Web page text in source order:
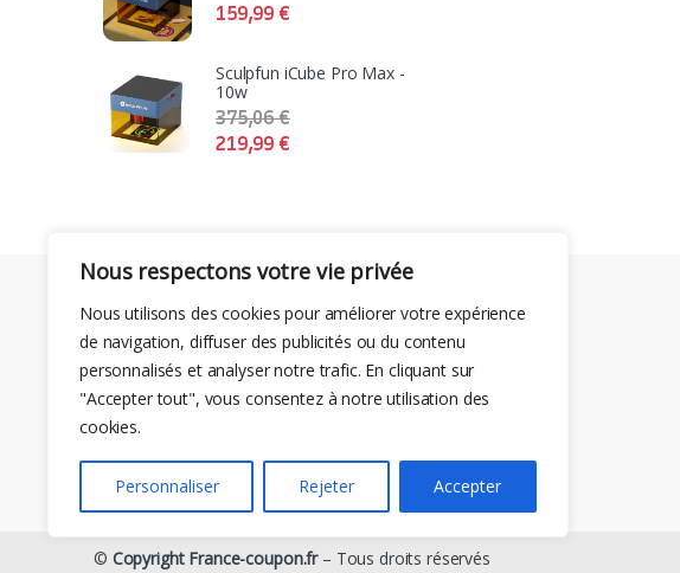
Nous respectons votre vie privée
Nous utilisons des cookies pour améliorer votre expérience
de navigation, diffuser des publicités ou du contenu
personnalisés et analyser notre trafic. En cliquant sur
"Accepter tout", vous consentez à notre utilisation des
cookies.
Personnaliser Rejeter Accepter
159,99€
Sculpfun iCube Pro Max -
10w
219,99€
375,06€
© Copyright France-coupon.fr– Tous droits réservés